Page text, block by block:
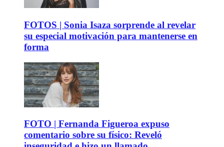
FOTOS | Sonia Isaza sorprende al revelar
su especial motivación para mantenerse en
forma
FOTO | Fernanda Figueroa expuso
comentario sobre su físico: Reveló